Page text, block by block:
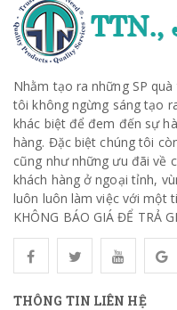
Nhằm tạo ra những SP
tôi không ngừng sáng tạo
khác biệt để đem đến sự
hàng. Đặc biệt chúng tôi
cũng như những ưu đãi về
khách hàng ở ngoại tỉnh,
luôn luôn làm việc với một
KHÔNG BÁO GIÁ ĐỂ TRẢ
THÔNG TIN LIÊN HỆ